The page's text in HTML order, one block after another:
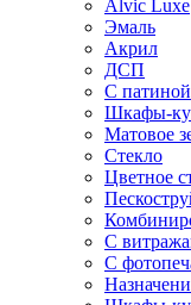
Alvic Luxe
Эмаль
Акрил
ДСП
С патиной
Шкафы-
Матовое
Стекло
Цветное
С
С